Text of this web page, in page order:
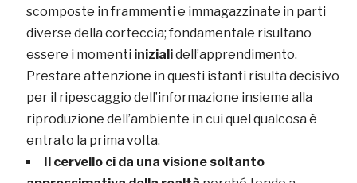
scomposte in frammenti e immagazzinate in parti
diverse della corteccia; fondamentale risultano
essere i momenti inizialidell’apprendimento.
Prestare attenzione in questi istanti risulta decisivo
per il ripescaggio dell’informazione insieme alla
riproduzione dell’ambiente in cui quel qualcosa è
entrato la prima volta.
Il cervello ci da una visione soltanto